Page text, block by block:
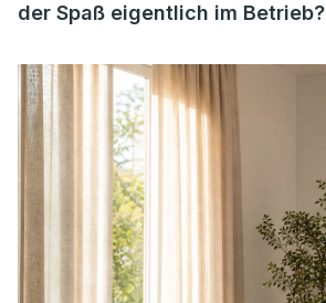
der Spaß eigentlich im Betrieb?